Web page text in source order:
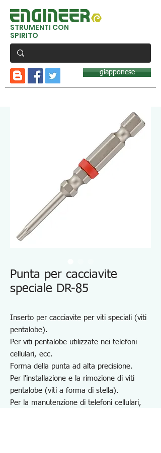
STRUMENTI CON
SPIRITO
giapponese
Punta per cacciavite
speciale DR-85
Inserto per cacciavite per viti speciali (viti
pentalobe).
Per viti pentalobe utilizzate nei telefoni
cellulari, ecc.
Forma della punta ad alta precisione.
Per l'installazione e la rimozione di viti
pentalobe (viti a forma di stella).
Per la manutenzione di telefoni cellulari,